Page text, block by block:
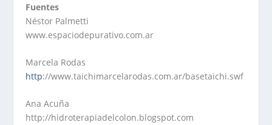
Fuentes
Néstor Palmetti
www.espaciodepurativo.com.ar
Marcela Rodas
http://www.taichimarcelarodas.com.ar/basetaichi.swf
Ana Acuña
http://hidroterapiadelcolon.blogspot.com